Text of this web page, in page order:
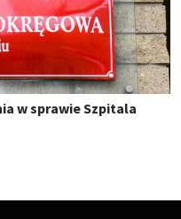
w sprawie Szpitala